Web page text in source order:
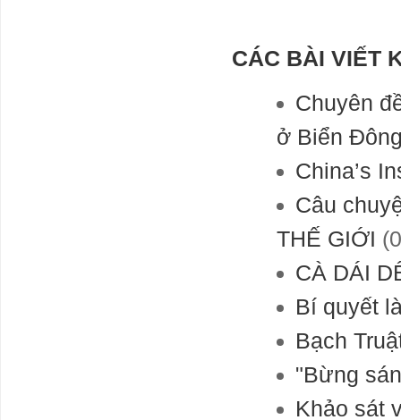
CÁC BÀI VIẾT
Chuyên
ở Biển
China’s
Câu
THẾ GIỚI
CÀ DÁI
Bí quyết
Bạch
"Bừng
Khảo sát